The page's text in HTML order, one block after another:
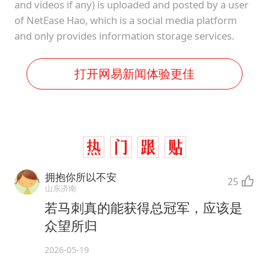
and videos if any) is uploaded and posted by a user
of NetEase Hao, which is a social media platform
and only provides information storage services.
打开网易新闻体验更佳
拥抱你所以不安
山东济南 25
若马刺真的能获得总冠军，应该是
众望所归
2026-05-19